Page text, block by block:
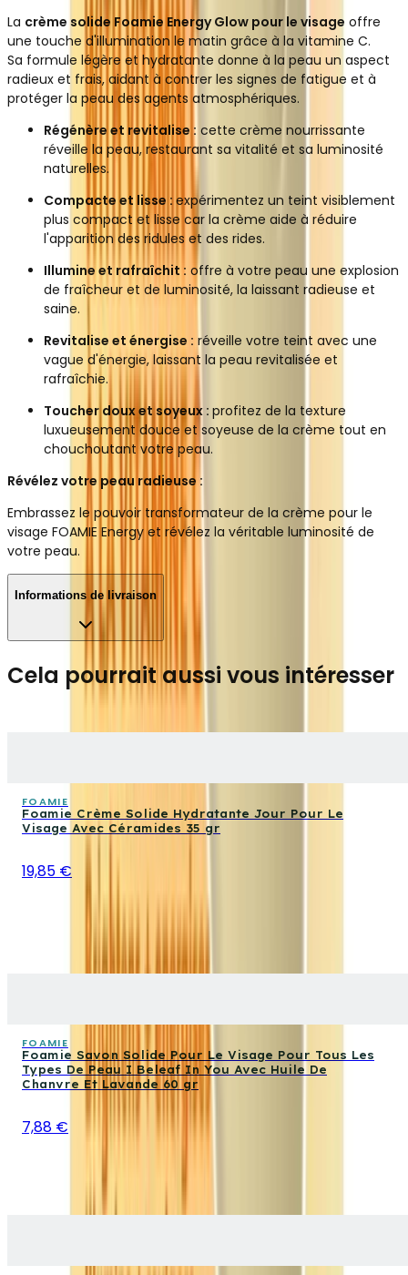
La crème solide Foamie Energy Glow pour le visage offre
une touche d'illumination le matin grâce à la vitamine C.
Sa formule légère et hydratante donne à la peau un aspect
radieux et frais, aidant à contrer les signes de fatigue et à
protéger la peau des agents atmosphériques.
Régénère et revitalise : cette crème nourrissante
réveille la peau, restaurant sa vitalité et sa luminosité
naturelles.
Compacte et lisse : expérimentez un teint visiblement
plus compact et lisse car la crème aide à réduire
l'apparition des ridules et des rides.
Illumine et rafraîchit : offre à votre peau une explosion
de fraîcheur et de luminosité, la laissant radieuse et
saine.
Revitalise et énergise : réveille votre teint avec une
vague d'énergie, laissant la peau revitalisée et
rafraîchie.
Toucher doux et soyeux : profitez de la texture
luxueusement douce et soyeuse de la crème tout en
chouchoutant votre peau.
Révélez votre peau radieuse :
Embrassez le pouvoir transformateur de la crème pour le
visage FOAMIE Energy et révélez la véritable luminosité de
votre peau.
Informations de livraison
Cela pourrait aussi vous intéresser
FOAMIE
Foamie Crème Solide Hydratante Jour Pour Le
Visage Avec Céramides 35 gr
19,85 €
FOAMIE
Foamie Savon Solide Pour Le Visage Pour Tous Les
Types De Peau I Beleaf In You Avec Huile De
Chanvre Et Lavande 60 gr
7,88 €